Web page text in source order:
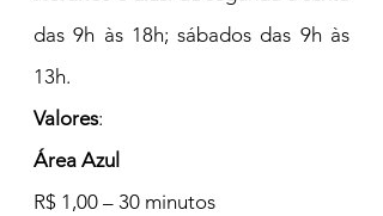
das 9h às 18h; sábados das 9h às
13h.
Valores:
Área Azul
R$ 1,00 – 30 minutos